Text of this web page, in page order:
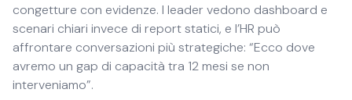
congetture con evidenze. I leader vedono dashboard e
scenari chiari invece di report statici, e l’HR può
affrontare conversazioni più strategiche: “Ecco dove
avremo un gap di capacità tra 12 mesi se non
interveniamo”.